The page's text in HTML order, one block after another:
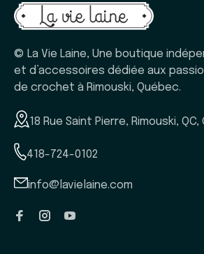
© La Vie Laine, Une boutique
et d’accessoires dédiée aux
de crochet à Rimouski, Québec.
18 Rue Saint Pierre, Rimouski, QC,
418-724-0102
info@lavielaine.com